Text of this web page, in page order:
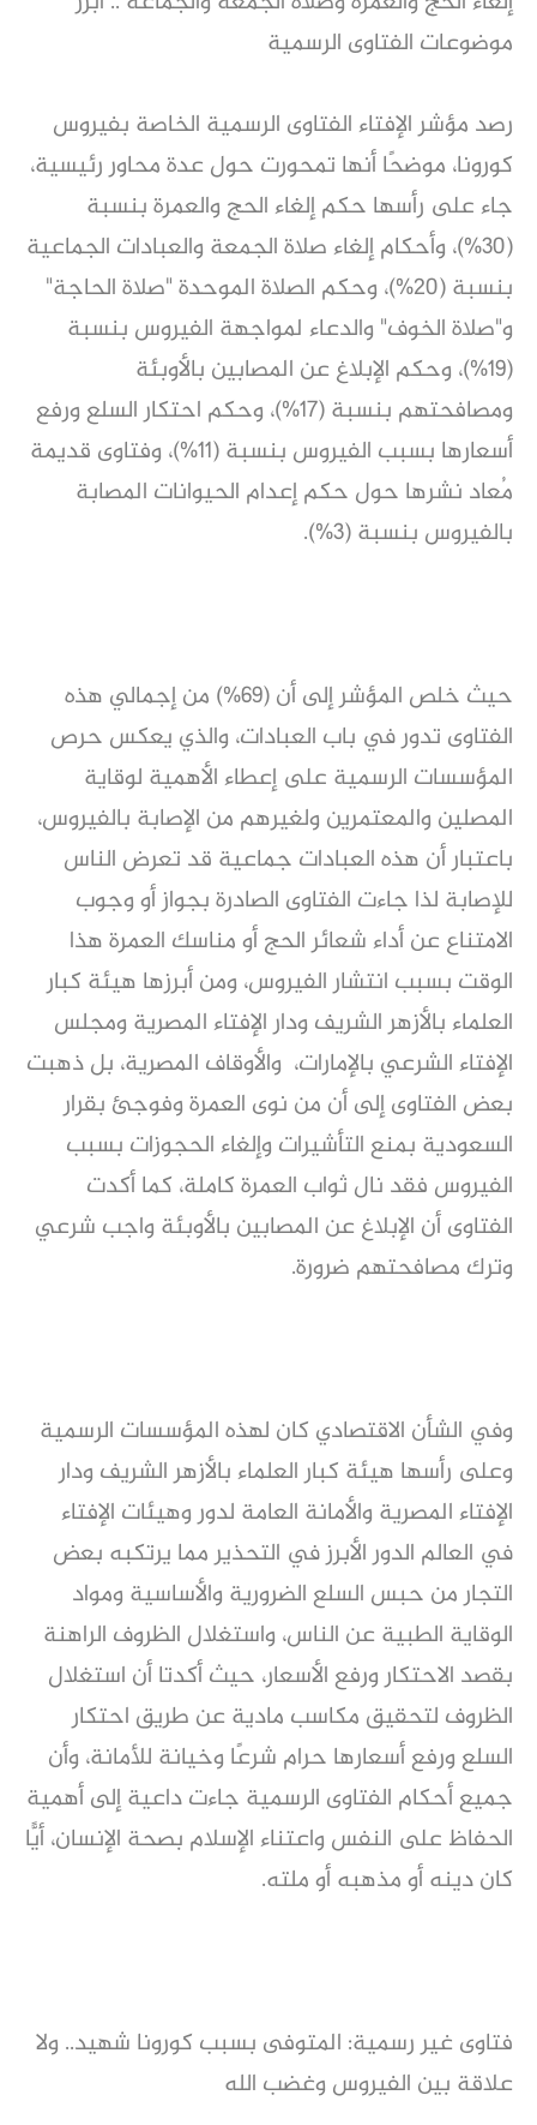
موضوعات الفتاوى الرسمية
رصد مؤشر الإفتاء الفتاوى الرسمية الخاصة بفيروس
كورونا، موضحًا أنها تمحورت حول عدة محاور رئيسية،
جاء على رأسها حكم إلغاء الحج والعمرة بنسبة
(30%)، وأحكام إلغاء صلاة الجمعة والعبادات الجماعية
بنسبة (20%)، وحكم الصلاة الموحدة "صلاة الحاجة"
و"صلاة الخوف" والدعاء لمواجهة الفيروس بنسبة
(19%)، وحكم الإبلاغ عن المصابين بالأوبئة
ومصافحتهم بنسبة (17%)، وحكم احتكار السلع ورفع
أسعارها بسبب الفيروس بنسبة (11%)، وفتاوى قديمة
مُعاد نشرها حول حكم إعدام الحيوانات المصابة
بالفيروس بنسبة (3%).
حيث خلص المؤشر إلى أن (69%) من إجمالي هذه
الفتاوى تدور في باب العبادات، والذي يعكس حرص
المؤسسات الرسمية على إعطاء الأهمية لوقاية
المصلين والمعتمرين ولغيرهم من الإصابة بالفيروس،
باعتبار أن هذه العبادات جماعية قد تعرض الناس
للإصابة لذا جاءت الفتاوى الصادرة بجواز أو وجوب
الامتناع عن أداء شعائر الحج أو مناسك العمرة هذا
الوقت بسبب انتشار الفيروس، ومن أبرزها هيئة كبار
العلماء بالأزهر الشريف ودار الإفتاء المصرية ومجلس
الإفتاء الشرعي بالإمارات، والأوقاف المصرية، بل ذهبت
بعض الفتاوى إلى أن من نوى العمرة وفوجئ بقرار
السعودية بمنع التأشيرات وإلغاء الحجوزات بسبب
الفيروس فقد نال ثواب العمرة كاملة، كما أكدت
الفتاوى أن الإبلاغ عن المصابين بالأوبئة واجب شرعي
وترك مصافحتهم ضرورة.
وفي الشأن الاقتصادي كان لهذه المؤسسات الرسمية
وعلى رأسها هيئة كبار العلماء بالأزهر الشريف ودار
الإفتاء المصرية والأمانة العامة لدور وهيئات الإفتاء
في العالم الدور الأبرز في التحذير مما يرتكبه بعض
التجار من حبس السلع الضرورية والأساسية ومواد
الوقاية الطبية عن الناس، واستغلال الظروف الراهنة
بقصد الاحتكار ورفع الأسعار، حيث أكدتا أن استغلال
الظروف لتحقيق مكاسب مادية عن طريق احتكار
السلع ورفع أسعارها حرام شرعًا وخيانة للأمانة، وأن
جميع أحكام الفتاوى الرسمية جاءت داعية إلى أهمية
الحفاظ على النفس واعتناء الإسلام بصحة الإنسان، أيًّا
كان دينه أو مذهبه أو ملته.
فتاوى غير رسمية: المتوفى بسبب كورونا شهيد.. ولا
علاقة بين الفيروس وغضب الله